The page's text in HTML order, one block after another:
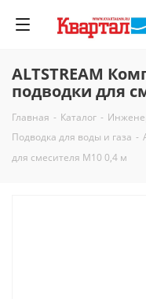
ALTSTREAM
подводки для
Главная - Каталог -
Подводка для воды и газа -
для смесителя М10 0,4 м